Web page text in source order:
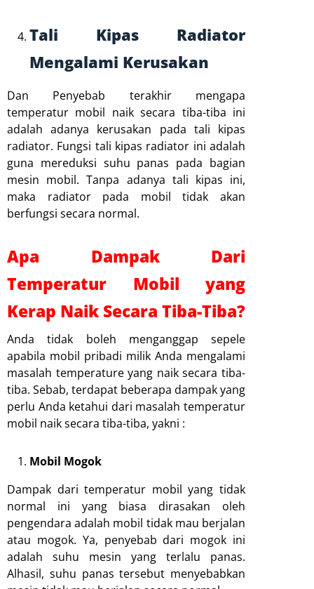
Tali Kipas Radiator
Mengalami Kerusakan
Dan Penyebab terakhir mengapa
temperatur mobil naik secara tiba-tiba ini
adalah adanya kerusakan pada tali kipas
radiator. Fungsi tali kipas radiator ini adalah
guna mereduksi suhu panas pada bagian
mesin mobil. Tanpa adanya tali kipas ini,
maka radiator pada mobil tidak akan
berfungsi secara normal.
Apa Dampak Dari
Temperatur Mobil yang
Kerap Naik Secara Tiba-Tiba?
Anda tidak boleh menganggap sepele
apabila mobil pribadi milik Anda mengalami
masalah temperature yang naik secara tiba-
tiba. Sebab, terdapat beberapa dampak yang
perlu Anda ketahui dari masalah temperatur
mobil naik secara tiba-tiba, yakni :
Mobil Mogok
Dampak dari temperatur mobil yang tidak
normal ini yang biasa dirasakan oleh
pengendara adalah mobil tidak mau berjalan
atau mogok. Ya, penyebab dari mogok ini
adalah suhu mesin yang terlalu panas.
Alhasil, suhu panas tersebut menyebabkan